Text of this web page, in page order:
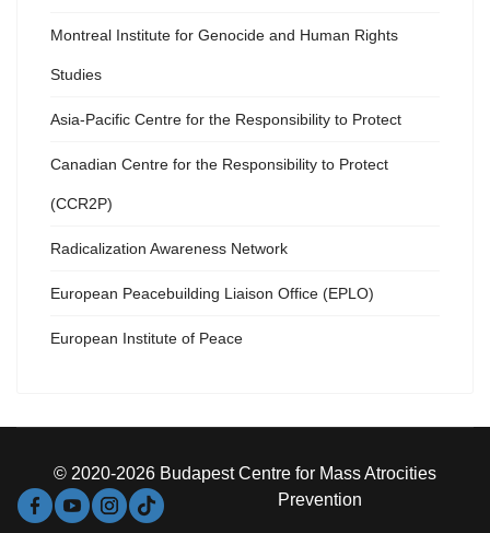
Montreal Institute for Genocide and Human Rights
Studies
Asia-Pacific Centre for the Responsibility to Protect
Canadian Centre for the Responsibility to Protect
(CCR2P)
Radicalization Awareness Network
European Peacebuilding Liaison Office (EPLO)
European Institute of Peace
© 2020-2026 Budapest Centre for Mass Atrocities
Prevention